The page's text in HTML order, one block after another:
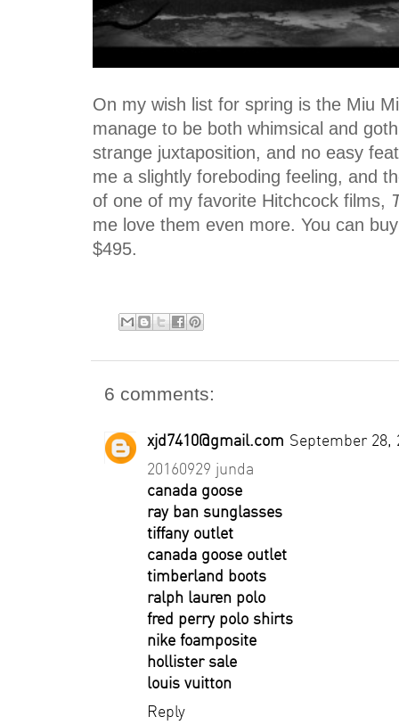
On my wish list for spring is the Miu
manage to be both whimsical and
strange juxtaposition, and no easy
me a slightly foreboding feeling, and
of one of my favorite Hitchcock films,
me love them even more. You can
$495.
6 comments:
xjd7410@gmail.com September 28,
20160929 junda
canada goose
ray ban sunglasses
tiffany outlet
canada goose outlet
timberland boots
ralph lauren polo
fred perry polo shirts
nike foamposite
hollister sale
louis vuitton
Reply